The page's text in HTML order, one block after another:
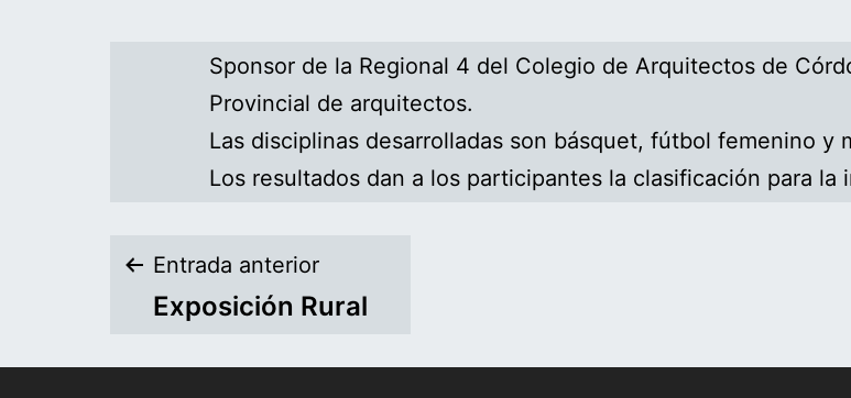
Sponsor de la Regional 4 del Colegio de Arquitectos de
Provincial de arquitectos.
Las disciplinas desarrolladas son básquet, fútbol femenino y
Los resultados dan a los participantes la clasificación para la
Entrada anterior
Exposición Rural